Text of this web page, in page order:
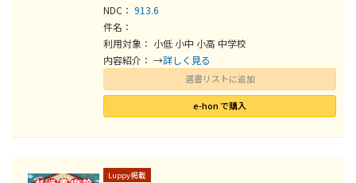
NDC： 913.6
件名：
利用対象： 小低 小中 小高 中学校
内容紹介： →詳しく見る
選書リストに追加
e-hon で購入
Luppy掲載